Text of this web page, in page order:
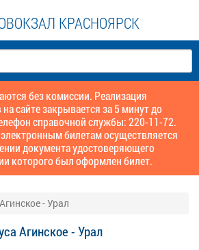
КРАСНОЯРСК
без комиссии. Реализация
сайте закрывается за 5 минут до
справочной службы: 220-11-72.
билетам осуществляется
документа удостоверяющего
которого был оформлен билет.
- Урал
Агинское - Урал